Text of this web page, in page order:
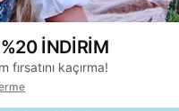
İNDİRİM
kaçırma!